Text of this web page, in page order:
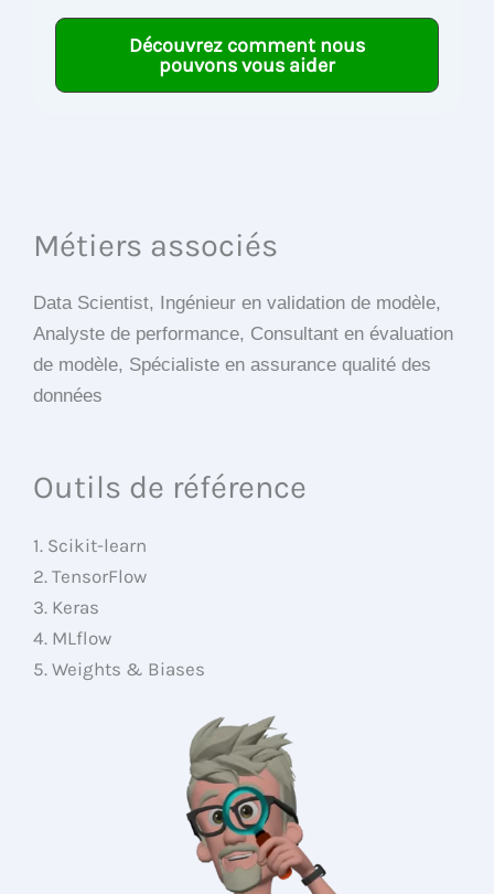
Découvrez comment nous
pouvons vous aider
Métiers associés
Data Scientist, Ingénieur en validation de modèle,
Analyste de performance, Consultant en évaluation
de modèle, Spécialiste en assurance qualité des
données
Outils de référence
1. Scikit-learn
2. TensorFlow
3. Keras
4. MLflow
5. Weights & Biases